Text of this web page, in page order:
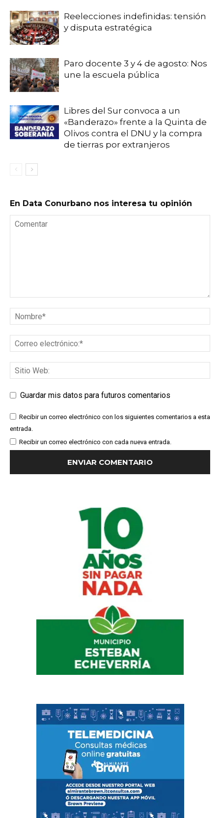
Reelecciones indefinidas: tensión
y disputa estratégica
Paro docente 3 y 4 de agosto: Nos
une la escuela pública
Libres del Sur convoca a un
«Banderazo» frente a la Quinta de
Olivos contra el DNU y la compra
de tierras por extranjeros
En Data Conurbano nos interesa tu opinión
Guardar mis datos para futuros comentarios
Recibir un correo electrónico con los siguientes comentarios a esta
entrada.
Recibir un correo electrónico con cada nueva entrada.